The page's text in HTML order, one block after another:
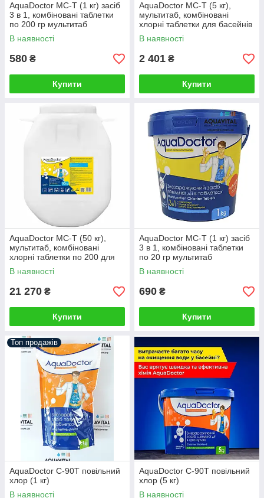
AquaDoctor MC-T (1 кг) засіб
3 в 1, комбіновані таблетки
по 200 гр мультитаб
В наявності
580 ₴
Купити
AquaDoctor MC-T (5 кг),
мультитаб, комбіновані
хлорні таблетки для басейнів
В наявності
2 401 ₴
Купити
AquaDoctor MC-T (50 кг),
мультитаб, комбіновані
хлорні таблетки по 200 для
басейнів
В наявності
21 270 ₴
Купити
AquaDoctor MC-T (1 кг) засіб
3 в 1, комбіновані таблетки
по 20 гр мультитаб
В наявності
690 ₴
Купити
Топ продажів
AquaDoctor C-90T повільний
хлор (1 кг)
В наявності
AquaDoctor C-90T повільний
хлор (5 кг)
В наявності